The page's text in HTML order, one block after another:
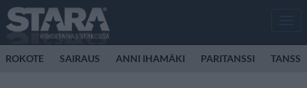
ROKOTE SAIRAUS ANNI IHAMÄKI PARITANSSI TANSSI